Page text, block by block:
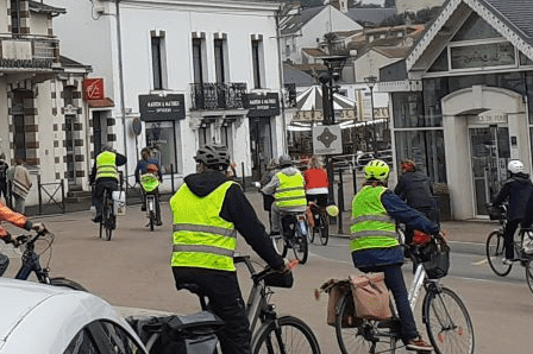
Cliquez pour éditer
Accueil▴▾
Qui Sommes-nous ?▴▾
Nos Activités▴▾
NOS ACTIVITES
Evénements
Agenda ▴
Lettres Mensuelles▴▾
Ressources ▴▾